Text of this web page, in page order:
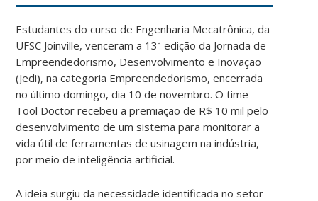
Estudantes do curso de Engenharia Mecatrônica, da
UFSC Joinville, venceram a 13ª edição da Jornada de
Empreendedorismo, Desenvolvimento e Inovação
(Jedi), na categoria Empreendedorismo, encerrada
no último domingo, dia 10 de novembro. O time
Tool Doctor recebeu a premiação de R$ 10 mil pelo
desenvolvimento de um sistema para monitorar a
vida útil de ferramentas de usinagem na indústria,
por meio de inteligência artificial.
A ideia surgiu da necessidade identificada no setor